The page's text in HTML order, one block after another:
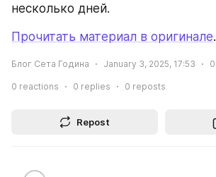
несколько дней.
Прочитать материал в оригинале.
Блог Сета Година January 3, 2025, 17:53 0
0 reactions 0 replies 0 reposts
Repost